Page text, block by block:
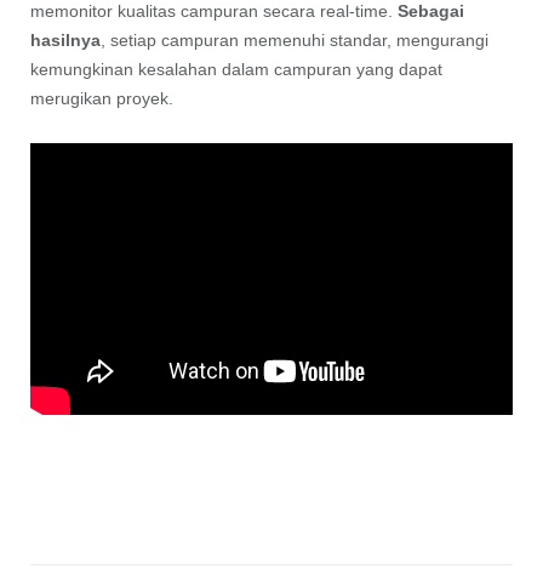
memonitor kualitas campuran secara real-time. Sebagai
hasilnya, setiap campuran memenuhi standar, mengurangi
kemungkinan kesalahan dalam campuran yang dapat
merugikan proyek.